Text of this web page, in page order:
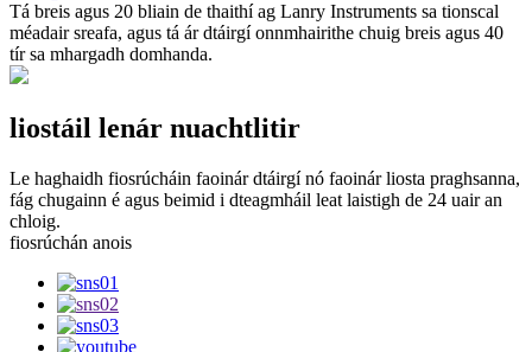
Tá breis agus 20 bliain de thaithí ag Lanry Instruments sa tionscal
méadair sreafa, agus tá ár dtáirgí onnmhairithe chuig breis agus 40
tír sa mhargadh domhanda.
liostáil lenár nuachtlitir
Le haghaidh fiosrúcháin faoinár dtáirgí nó faoinár liosta praghsanna,
fág chugainn é agus beimid i dteagmháil leat laistigh de 24 uair an
chloig.
fiosrúchán anois